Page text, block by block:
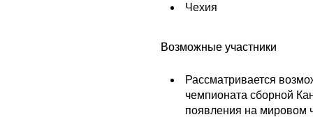
Чехия
Возможные участники
Рассматривается
чемпионата сборной
появления на мировом